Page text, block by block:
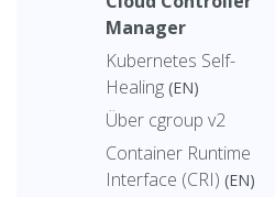
Manager
Kubernetes Self-
Healing (EN)
Über cgroup v2
Container Runtime
Interface (CRI) (EN)